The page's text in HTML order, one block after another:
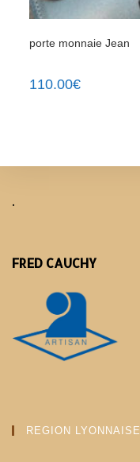
porte monnaie Jean
110.00€
.
FRED CAUCHY
REGION LYONNAISE